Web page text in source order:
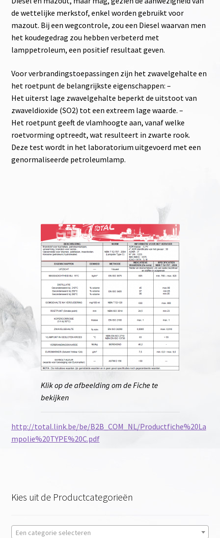
de wettelijke merkstof, enkel worden gebruikt voor
mazout. Bij een wegcontrole, zou een Diesel waarvan men
het koudegedrag zou hebben verbeterd met
lamppetroleum, een positief resultaat geven.
Voor verbrandingstoepassingen zijn het zwavelgehalte en
het roetpunt de belangrijkste eigenschappen: –
Het uiterst lage zwavelgehalte beperkt de uitstoot van
zwaveldioxide (SO2) tot een extreem lage waarde. –
Het roetpunt geeft de vlamhoogte aan, vanaf welke
roetvorming optreedt, wat resulteert in zwarte rook.
Deze test wordt in het laboratorium uitgevoerd met een
genormaliseerde petroleumlamp.
Klik op de afbeelding om de Fiche te
bekijken
http://total.link.be/be/B2B_COM_NL/Productfiche%20La
mpolie%20TYPE%20C.pdf
Kies uit de Productcategorieën
Een categorie selecteren